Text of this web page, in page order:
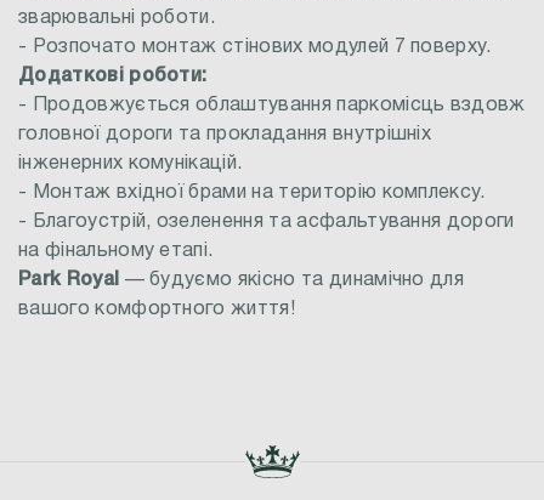
зварювальні роботи.
- Розпочато монтаж стінових модулей 7 поверху.
Додаткові роботи:
- Продовжується облаштування паркомісць вздовж
головної дороги та прокладання внутрішніх
інженерних комунікацій.
- Монтаж вхідної брами на територію комплексу.
- Благоустрій, озеленення та асфальтування дороги
на фінальному етапі.
Park Royal — будуємо якісно та динамічно для
вашого комфортного життя!